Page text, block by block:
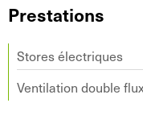
Prestations
Stores électriques
Ventilation double